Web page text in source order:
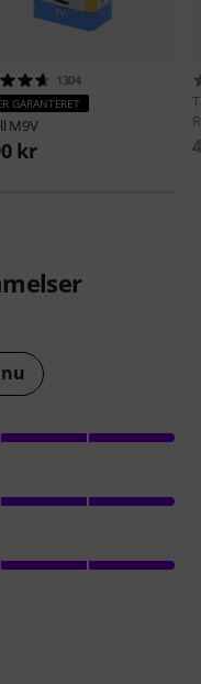
1304
GARANTERET
M9V
kr